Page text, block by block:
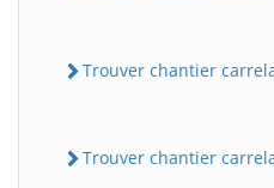
Trouver chantier
Trouver chantier